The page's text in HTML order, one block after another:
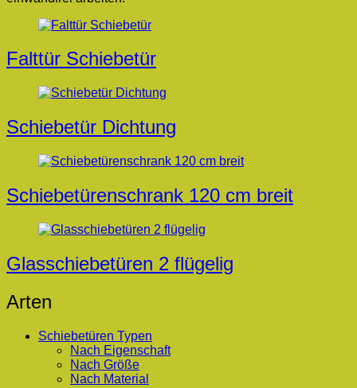
Beitragsnavigation
Falttür Schiebetür
Schiebetür Dichtung
Schiebetürenschrank 120 cm breit
Glasschiebetüren 2 flügelig
Arten
Schiebetüren Typen
Nach Eigenschaft
Nach Größe
Nach Material